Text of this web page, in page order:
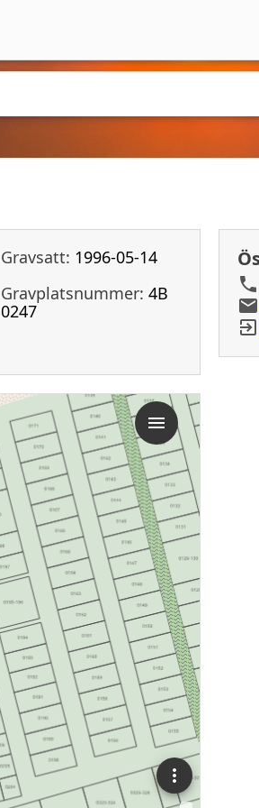
Gravsatt: 1996-05-14
Gravplatsnummer: 4B
0247